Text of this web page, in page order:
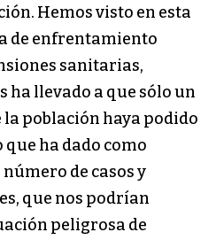
Hemos visto en esta
de enfrentamiento
sanitarias,
ha llevado a que sólo un
la población haya podido
que ha dado como
de casos y
que nos podrían
peligrosa de